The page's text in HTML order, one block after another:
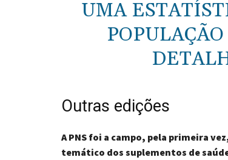
UMA
Outras edições
A PNS foi a campo, pela primeira
temático dos suplementos de